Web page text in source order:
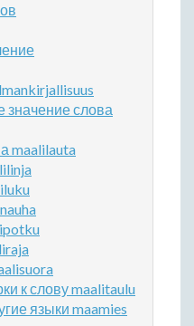
значение слова
maalilauta
к слову maalitaulu
языки maamies